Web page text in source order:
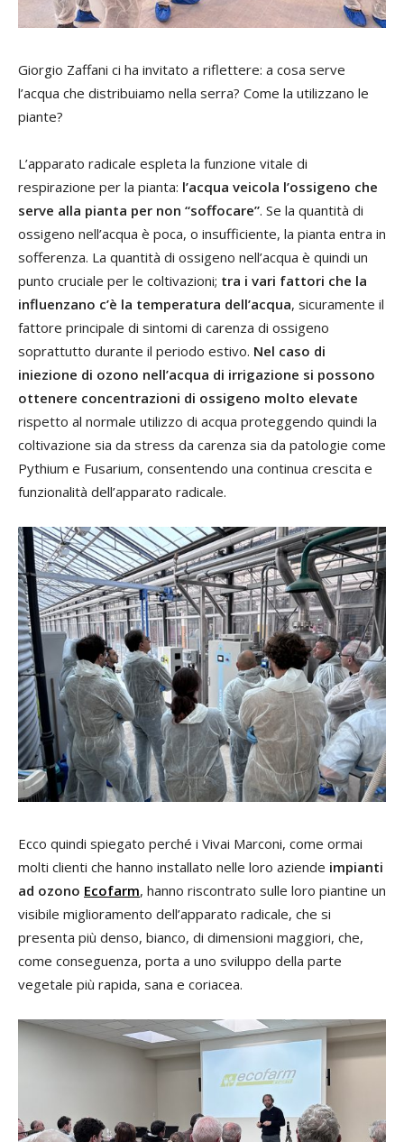
Giorgio Zaffani ci ha invitato a riflettere: a cosa serve
l’acqua che distribuiamo nella serra? Come la utilizzano le
piante?
L’apparato radicale espleta la funzione vitale di
respirazione per la pianta: l’acqua veicola l’ossigeno che
serve alla pianta per non “soffocare”. Se la quantità di
ossigeno nell’acqua è poca, o insufficiente, la pianta entra in
sofferenza. La quantità di ossigeno nell’acqua è quindi un
punto cruciale per le coltivazioni; tra i vari fattori che la
influenzano c’è la temperatura dell’acqua, sicuramente il
fattore principale di sintomi di carenza di ossigeno
soprattutto durante il periodo estivo. Nel caso di
iniezione di ozono nell’acqua di irrigazione si possono
ottenere concentrazioni di ossigeno molto elevate
rispetto al normale utilizzo di acqua proteggendo quindi la
coltivazione sia da stress da carenza sia da patologie come
Pythium e Fusarium, consentendo una continua crescita e
funzionalità dell’apparato radicale.
Ecco quindi spiegato perché i Vivai Marconi, come ormai
molti clienti che hanno installato nelle loro aziende impianti
ad ozono Ecofarm, hanno riscontrato sulle loro piantine un
visibile miglioramento dell’apparato radicale, che si
presenta più denso, bianco, di dimensioni maggiori, che,
come conseguenza, porta a uno sviluppo della parte
vegetale più rapida, sana e coriacea.